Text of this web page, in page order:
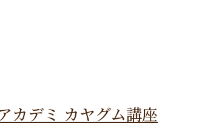
カデミ カヤグム講座